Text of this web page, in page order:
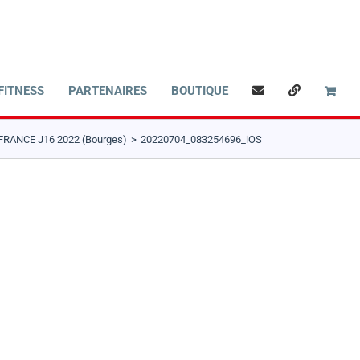
PARTENAIRES BOUTIQUE
J16 2022 (Bourges) 20220704_083254696_iOS